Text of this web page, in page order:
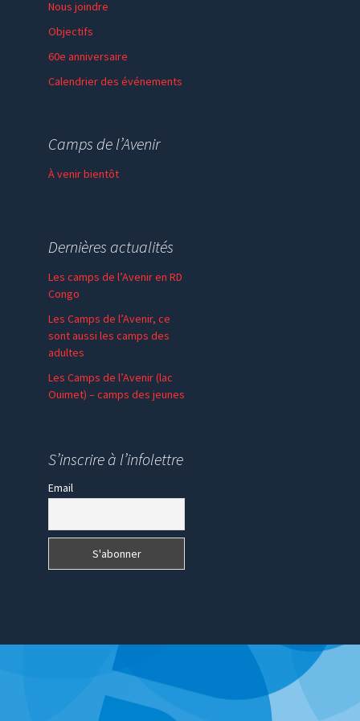
Nous joindre
Objectifs
60e anniversaire
Calendrier des événements
Faire un don
Camps de l’Avenir
À venir bientôt
Dernières actualités
Les camps de l’Avenir en RD
Congo
Les Camps de l’Avenir, ce
sont aussi les camps des
adultes
Les Camps de l’Avenir (lac
Ouimet) – camps des jeunes
S’inscrire à l’infolettre
Email